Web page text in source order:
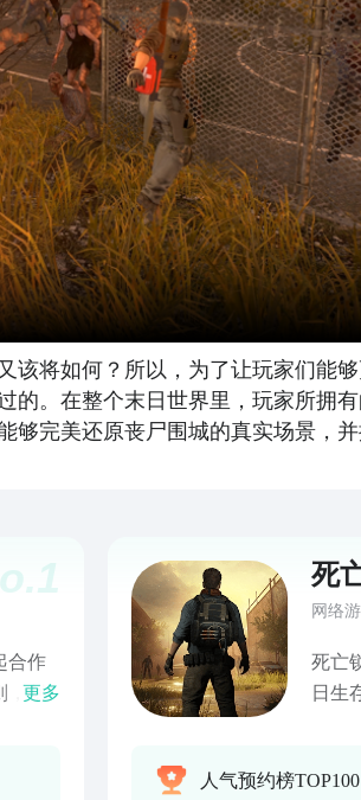
将如何？所以，为了让玩家们能
的。在整个末日世界里，玩家所拥
完美还原丧尸围城的真实场景，
1
合作
，创
则
更多
死
网络
死亡
日生
人气预约榜TOP100